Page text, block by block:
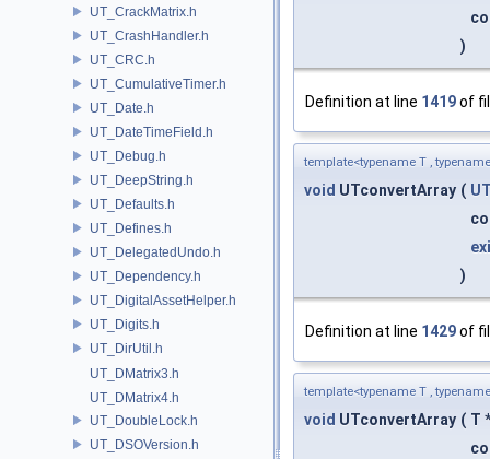
UT_CrackMatrix.h
UT_CrashHandler.h
UT_CRC.h
UT_CumulativeTimer.h
UT_Date.h
UT_DateTimeField.h
UT_Debug.h
UT_DeepString.h
UT_Defaults.h
UT_Defines.h
UT_DelegatedUndo.h
UT_Dependency.h
UT_DigitalAssetHelper.h
UT_Digits.h
UT_DirUtil.h
UT_DMatrix3.h
UT_DMatrix4.h
UT_DoubleLock.h
UT_DSOVersion.h
)
Definition at line 1419of
template<typename T ,
void UTconvertArray (
)
Definition at line 1429of
template<typename T ,
void UTconvertArray ( T